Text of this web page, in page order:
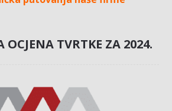
TVRTKE ZA 2024.